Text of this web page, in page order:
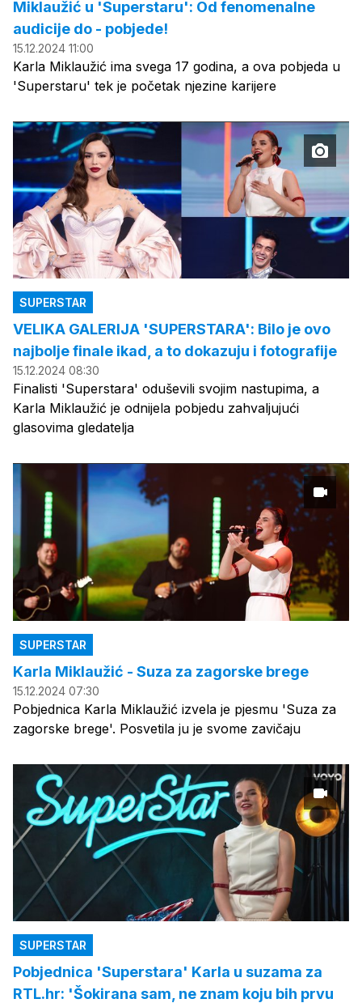
Miklaužić u 'Superstaru': Od fenomenalne
audicije do - pobjede!
15.12.2024 11:00
Karla Miklaužić ima svega 17 godina, a ova pobjeda u
'Superstaru' tek je početak njezine karijere
SUPERSTAR
VELIKA GALERIJA 'SUPERSTARA': Bilo je ovo
najbolje finale ikad, a to dokazuju i fotografije
15.12.2024 08:30
Finalisti 'Superstara' oduševili svojim nastupima, a
Karla Miklaužić je odnijela pobjedu zahvaljujući
glasovima gledatelja
SUPERSTAR
Karla Miklaužić - Suza za zagorske brege
15.12.2024 07:30
Pobjednica Karla Miklaužić izvela je pjesmu 'Suza za
zagorske brege'. Posvetila ju je svome zavičaju
SUPERSTAR
Pobjednica 'Superstara' Karla u suzama za
RTL.hr: 'Šokirana sam, ne znam koju bih prvu